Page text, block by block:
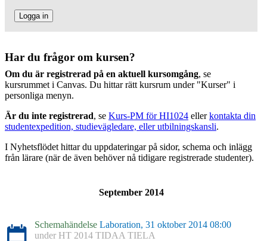
Logga in
Har du frågor om kursen?
Om du är registrerad på en aktuell kursomgång, se
kursrummet i Canvas. Du hittar rätt kursrum under "Kurser" i
personliga menyn.
Är du inte registrerad, se Kurs-PM för HI1024 ellerkontakta din
studentexpedition, studievägledare, eller utbilningskansli.
I Nyhetsflödet hittar du uppdateringar på sidor, schema och inlägg
från lärare (när de även behöver nå tidigare registrerade studenter).
September 2014
Schemahändelse Laboration, 31 oktober 2014 08:00
under HT 2014 TIDAA TIELA